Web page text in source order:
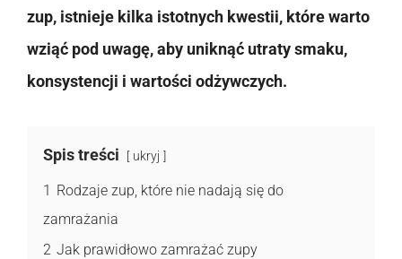
zup, istnieje kilka istotnych kwestii, które warto
wziąć pod uwagę, aby uniknąć utraty smaku,
konsystencji i wartości odżywczych.
Spis treści ukryj
1 Rodzaje zup, które nie nadają się do
zamrażania
2 Jak prawidłowo zamrażać zupy